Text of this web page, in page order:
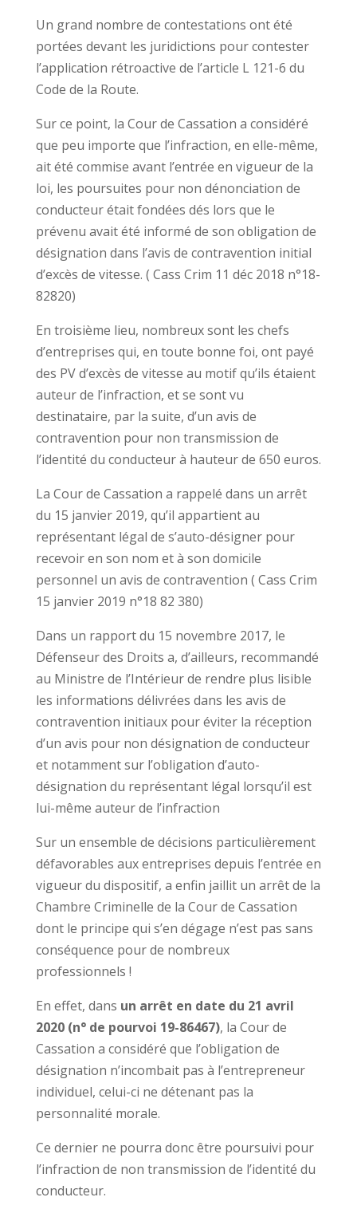
Un grand nombre de contestations ont été
portées devant les juridictions pour contester
l’application rétroactive de l’article L 121-6 du
Code de la Route.
Sur ce point, la Cour de Cassation a considéré
que peu importe que l’infraction, en elle-même,
ait été commise avant l’entrée en vigueur de la
loi, les poursuites pour non dénonciation de
conducteur était fondées dés lors que le
prévenu avait été informé de son obligation de
désignation dans l’avis de contravention initial
d’excès de vitesse. ( Cass Crim 11 déc 2018 n°18-
82820)
En troisième lieu, nombreux sont les chefs
d’entreprises qui, en toute bonne foi, ont payé
des PV d’excès de vitesse au motif qu’ils étaient
auteur de l’infraction, et se sont vu
destinataire, par la suite, d’un avis de
contravention pour non transmission de
l’identité du conducteur à hauteur de 650 euros.
La Cour de Cassation a rappelé dans un arrêt
du 15 janvier 2019, qu’il appartient au
représentant légal de s’auto-désigner pour
recevoir en son nom et à son domicile
personnel un avis de contravention ( Cass Crim
15 janvier 2019 n°18 82 380)
Dans un rapport du 15 novembre 2017, le
Défenseur des Droits a, d’ailleurs, recommandé
au Ministre de l’Intérieur de rendre plus lisible
les informations délivrées dans les avis de
contravention initiaux pour éviter la réception
d’un avis pour non désignation de conducteur
et notamment sur l’obligation d’auto-
désignation du représentant légal lorsqu’il est
lui-même auteur de l’infraction
Sur un ensemble de décisions particulièrement
défavorables aux entreprises depuis l’entrée en
vigueur du dispositif, a enfin jaillit un arrêt de la
Chambre Criminelle de la Cour de Cassation
dont le principe qui s’en dégage n’est pas sans
conséquence pour de nombreux
professionnels !
En effet, dans un arrêt en date du 21 avril
2020 (n° de pourvoi 19-86467), la Cour de
Cassation a considéré que l’obligation de
désignation n’incombait pas à l’entrepreneur
individuel, celui-ci ne détenant pas la
personnalité morale.
Ce dernier ne pourra donc être poursuivi pour
l’infraction de non transmission de l’identité du
conducteur.